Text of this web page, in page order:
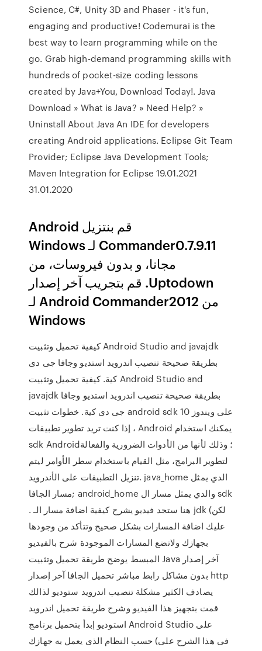
Science, C#, Unity 3D and Phaser - it's fun,
engaging and productive! Codemurai is the
best way to learn programming while on the
go. Grab high-demand programming skills with
hundreds of pocket-size coding lessons
created by Java+You, Download Today!. Java
Download » What is Java? » Need Help? »
Uninstall About Java An IDE for developers
creating Android applications. Eclipse Git Team
Provider; Eclipse Java Development Tools;
Maven Integration for Eclipse 19.01.2021
31.01.2020
‫قم بنتزيل Android
Commander0.7.9.11 لـ Windows
مجانا، و بدون فيروسات، من
Uptodown. قم بتجريب آخر إصدار
من Android Commander2012 لـ
Windows
كيفية تحميل وتثبيت Android Studio and javajdk
بطريقة صحيحة تنصيب اندرويد استديو وجافا جى دى
كية. كيفية تحميل وتثبيت Android Studio and
javajdk بطريقة صحيحة تنصيب اندرويد استديو وجافا
جى دى كية. خطوات تثبيت android sdk على ويندوز 10
، إذا كنت تريد تطوير تطبيقات Android يمكنك استخدام
sdk Android؛ وذلك لأنها من الأدوات الضرورية والفعالة
لتطوير البرامج، مثل القيام باستخدام سطر الأوامر ليتم
تنزيل التطبيقات على الأندرويد. java_home الدي يمثل
مسار الجافا; android_home والدي يمثل مسار ال sdk
. هنا ستجد فيديو يشرح كيفية اضافة مسار الـ jdk (لكن
عليك اضافة المسارات بشكل صحيح وتتأكد من وجودها
بجهازك ولاتضع المسارات الموجودة شرح بالفيديو
المبسط يوضح طريقة تحميل وتثبيت Java آخر إصدار
بدون مشاكل رابط مباشر تحميل الجافا آخر إصدار http
يصادف الكثير مشكلة تنصيب اندرويد ستوديو لذالك
قمت بتجهيز هذا الفيديو وشرح طريقة تحميل اندرويد
استوديو إبدأ بتحميل برنامج Android Studio على
حسب النظام الذى يعمل به جهازك (فى هذا الشرح على